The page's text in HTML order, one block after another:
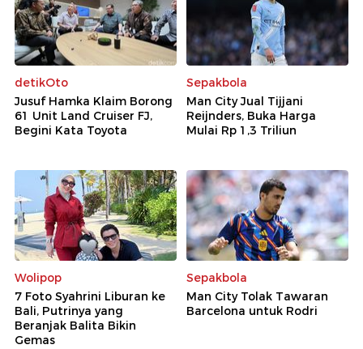
detikOto
Jusuf Hamka Klaim Borong
61 Unit Land Cruiser FJ,
Begini Kata Toyota
Sepakbola
Man City Jual Tijjani
Reijnders, Buka Harga
Mulai Rp 1,3 Triliun
Wolipop
7 Foto Syahrini Liburan ke
Bali, Putrinya yang
Beranjak Balita Bikin
Gemas
Sepakbola
Man City Tolak Tawaran
Barcelona untuk Rodri